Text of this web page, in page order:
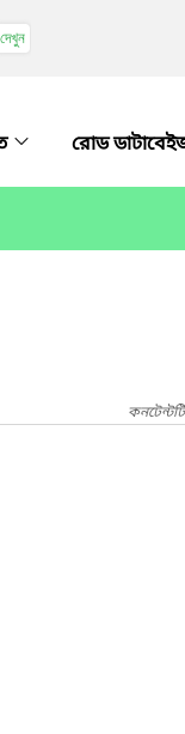
দেখুন
রোড